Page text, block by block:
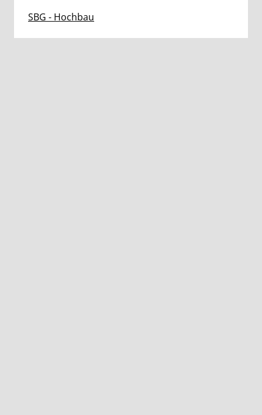
SBG - Hochbau